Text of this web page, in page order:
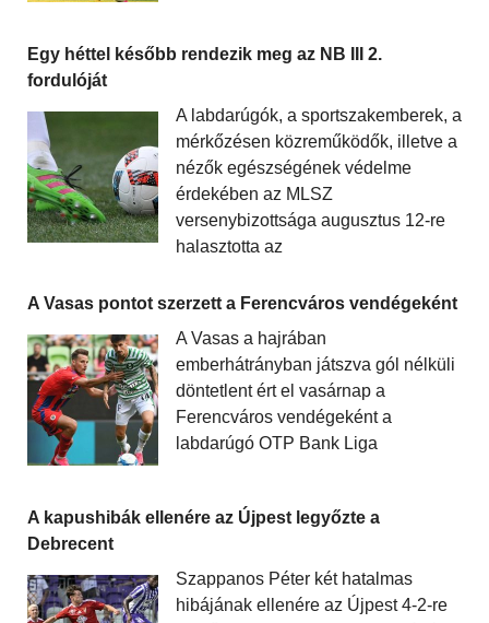
Egy héttel később rendezik meg az NB III 2.
fordulóját
A labdarúgók, a sportszakemberek, a
mérkőzésen közreműködők, illetve a
nézők egészségének védelme
érdekében az MLSZ
versenybizottsága augusztus 12-re
halasztotta az
A Vasas pontot szerzett a Ferencváros vendégeként
A Vasas a hajrában
emberhátrányban játszva gól nélküli
döntetlent ért el vasárnap a
Ferencváros vendégeként a
labdarúgó OTP Bank Liga
A kapushibák ellenére az Újpest legyőzte a
Debrecent
Szappanos Péter két hatalmas
hibájának ellenére az Újpest 4-2-re